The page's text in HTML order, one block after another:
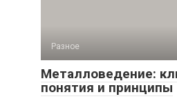
Разное
Металловедение:
понятия и принципы